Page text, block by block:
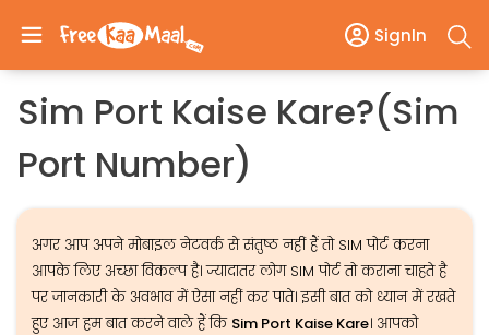
SignIn
Sim Port Kaise Kare?(Sim
Port Number)
अगर आप अपने मोबाइल नेटवर्क से संतुष्ठ नहीं हैं तो SIM पोर्ट करना
आपके लिए अच्छा विकल्प है। ज्यादातर लोग SIM पोर्ट तो कराना चाहते है
पर जानकारी के अवभाव में ऐसा नहीं कर पाते। इसी बात को ध्यान में रखते
हुए आज हम बात करने वाले हैं कि Sim Port Kaise Kare। आपको